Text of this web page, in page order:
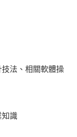
法、相關軟體操
知識